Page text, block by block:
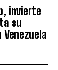
invierte
su